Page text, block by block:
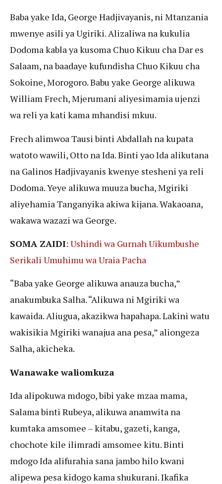
Baba yake Ida, George Hadjivayanis, ni Mtanzania
mwenye asili ya Ugiriki. Alizaliwa na kukulia
Dodoma kabla ya kusoma Chuo Kikuu cha Dar es
Salaam, na baadaye kufundisha Chuo Kikuu cha
Sokoine, Morogoro. Babu yake George alikuwa
William Frech, Mjerumani aliyesimamia ujenzi
wa reli ya kati kama mhandisi mkuu.
Frech alimwoa Tausi binti Abdallah na kupata
watoto wawili, Otto na Ida. Binti yao Ida alikutana
na Galinos Hadjivayanis kwenye stesheni ya reli
Dodoma. Yeye alikuwa muuza bucha, Mgiriki
aliyehamia Tanganyika akiwa kijana. Wakaoana,
wakawa wazazi wa George.
SOMA ZAIDI: Ushindi wa Gurnah Uikumbushe
Serikali Umuhimu wa Uraia Pacha
“Baba yake George alikuwa anauza bucha,”
anakumbuka Salha. “Alikuwa ni Mgiriki wa
kawaida. Aliugua, akazikwa hapahapa. Lakini watu
wakisikia Mgiriki wanajua ana pesa,” aliongeza
Salha, akicheka.
Wanawake waliomkuza
Ida alipokuwa mdogo, bibi yake mzaa mama,
Salama binti Rubeya, alikuwa anamwita na
kumtaka amsomee – kitabu, gazeti, kanga,
chochote kile ilimradi amsomee kitu. Binti
mdogo Ida alifurahia sana jambo hilo kwani
alipewa pesa kidogo kama shukurani. Ikafika